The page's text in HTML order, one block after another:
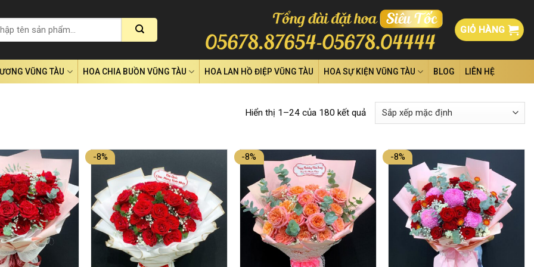
GIỎ HÀNG
VŨNG TÀU HOA CHIA BUỒN VŨNG TÀU HOA LAN HỒ ĐIỆP VŨNG TÀU HOA SỰ KIỆN VŨNG TÀU BLOG LIÊN HỆ
Hiển thị 1–24 của 180 kết quả
-8% -8% -8%